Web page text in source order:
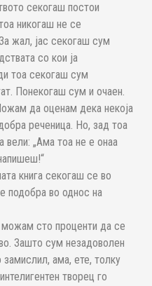
секогаш постои
никогаш не се
жал, јас секогаш сум
со кои ја
тоа секогаш сум
Понекогаш сум и очаен.
да оценам дека некоја
реченица. Но, зад тоа
вели: „Ама тоа не е онаа
книга секогаш се во
подобра во однос на
можам сто проценти да се
Зашто сум незадоволен
ама, ете, толку
творец го